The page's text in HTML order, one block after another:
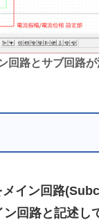
回路とサブ回路
イン回路
回路と記述